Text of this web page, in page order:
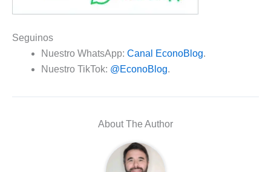
Seguinos
Nuestro WhatsApp: Canal EconoBlog.
Nuestro TikTok: @EconoBlog.
About The Author